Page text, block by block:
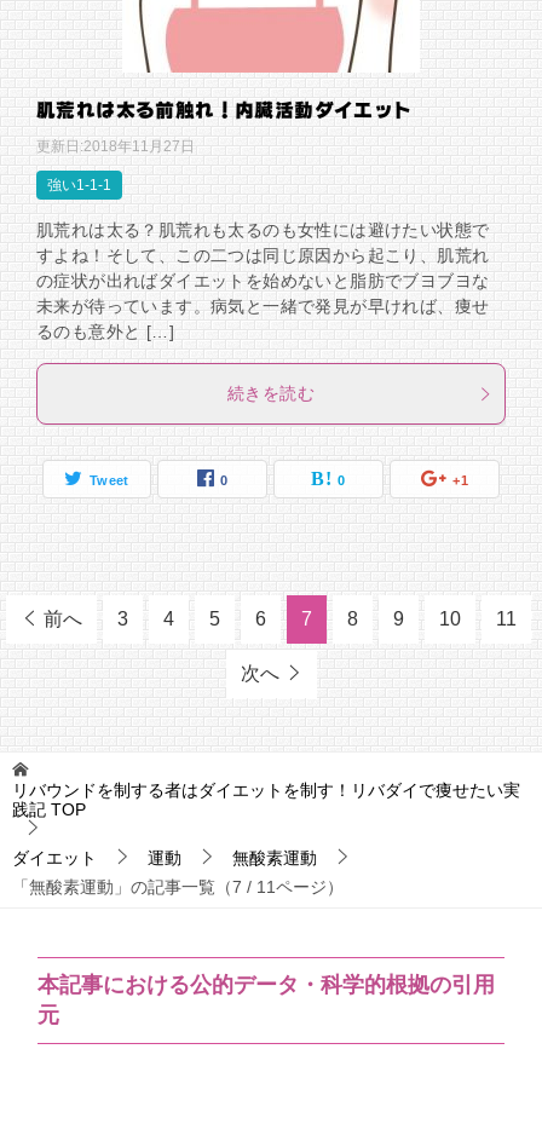
肌荒れは太る前触れ！内臓活動ダイエット
更新日:2018年11月27日
強い1-1-1
肌荒れは太る？肌荒れも太るのも女性には避けたい状態で
すよね！そして、この二つは同じ原因から起こり、肌荒れ
の症状が出ればダイエットを始めないと脂肪でブヨブヨな
未来が待っています。病気と一緒で発見が早ければ、痩せ
るのも意外と […]
続きを読む
Tweet 0 0 +1
前へ 3 4 5 6 7 8 9 10 11
次へ
リバウンドを制する者はダイエットを制す！リバダイで痩せたい実
践記 TOP
ダイエット 運動
無酸素運動
「無酸素運動」の記事一覧（7 / 11ページ）
本記事における公的データ・科学的根拠の引用
元